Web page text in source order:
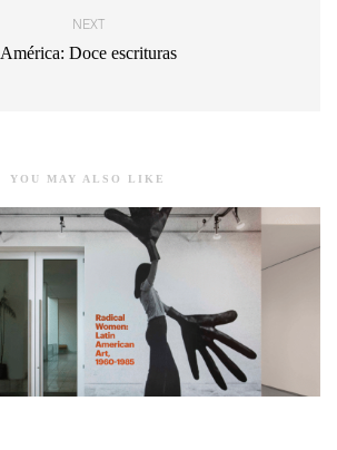
NEXT
América: Doce escrituras
YOU MAY ALSO LIKE